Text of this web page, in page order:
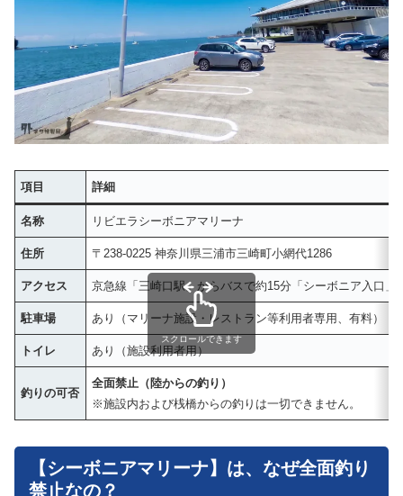
項目 詳細
名称 リビエラシーボニアマリーナ
住所 〒238-0225 神奈川県三浦市三崎町小網代1286
アクセス 京急線「三崎口駅」からバスで約15分「シーボニア入口
駐車場 あり（マリーナ施設・レストラン等利用者専用、有料）
トイレ あり（施設利用者用）
釣りの可否
全面禁止（陸からの釣り）
※施設内および桟橋からの釣りは一切できません。
スクロールできます
【シーボニアマリーナ】は、なぜ全面釣り
禁止なの？